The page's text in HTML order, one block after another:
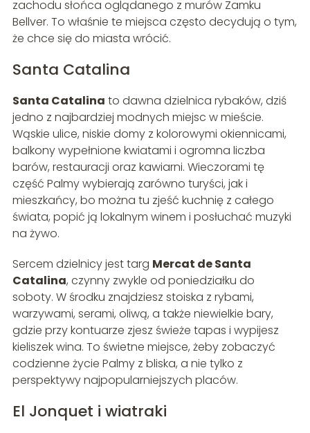
zachodu słońca oglądanego z murów Zamku
Bellver. To właśnie te miejsca często decydują o tym,
że chce się do miasta wrócić.
Santa Catalina
Santa Catalina to dawna dzielnica rybaków, dziś
jedno z najbardziej modnych miejsc w mieście.
Wąskie ulice, niskie domy z kolorowymi okiennicami,
balkony wypełnione kwiatami i ogromna liczba
barów, restauracji oraz kawiarni. Wieczorami tę
część Palmy wybierają zarówno turyści, jak i
mieszkańcy, bo można tu zjeść kuchnię z całego
świata, popić ją lokalnym winem i posłuchać muzyki
na żywo.
Sercem dzielnicy jest targ Mercat de Santa
Catalina, czynny zwykle od poniedziałku do
soboty. W środku znajdziesz stoiska z rybami,
warzywami, serami, oliwą, a także niewielkie bary,
gdzie przy kontuarze zjesz świeże tapas i wypijesz
kieliszek wina. To świetne miejsce, żeby zobaczyć
codzienne życie Palmy z bliska, a nie tylko z
perspektywy najpopularniejszych placów.
El Jonquet i wiatraki